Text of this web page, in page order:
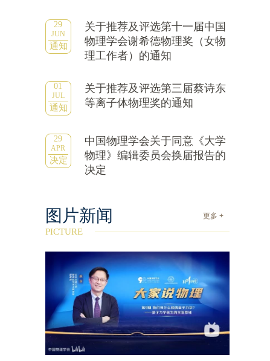
29
JUN
通知
关于推荐及评选第十一届中国
物理学会谢希德物理奖（女物
理工作者）的通知
01
JUL
通知
关于推荐及评选第三届蔡诗东
等离子体物理奖的通知
29
APR
决定
中国物理学会关于同意《大学
物理》编辑委员会换届报告的
决定
更多 +
图片新闻
PICTURE